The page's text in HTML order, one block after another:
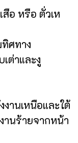
สือ หรือ ตั่วเห
ศทาง
ต่าและงู
านเหนือและใต้
นร้ายจากหน้า